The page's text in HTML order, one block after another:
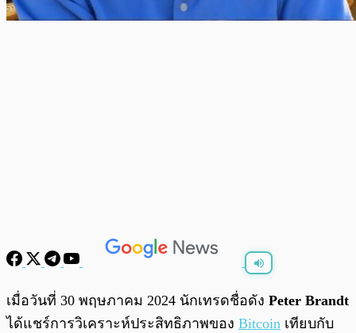
พร้อมเล่น
เมื่อวันที่ 30 พฤษภาคม 2024 นักเทรดชื่อดัง Peter Brandt
ได้แชร์การวิเคราะห์ประสิทธิภาพของ Bitcoin เทียบกับ